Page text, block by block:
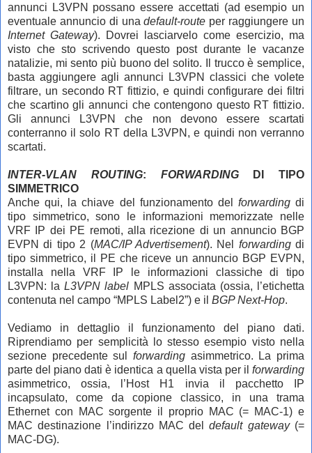
annunci L3VPN possano essere accettati (ad esempio un
eventuale annuncio di unadefault-route per raggiungere un
Internet Gateway). Dovrei lasciarvelo come esercizio, ma
visto che sto scrivendo questo post durante le vacanze
natalizie, mi sento più buono del solito. Il trucco è semplice,
basta aggiungere agli annunci L3VPN classici che volete
filtrare, un secondo RT fittizio, e quindi configurare dei filtri
che scartino gli annunci che contengono questo RT fittizio.
Gli annunci L3VPN che non devono essere scartati
conterranno il solo RT della L3VPN, e quindi non verranno
scartati.
INTER-VLAN ROUTING: FORWARDING
DI TIPO
SIMMETRICO
Anche qui, la chiave del funzionamento del forwarding di
tipo simmetrico, sono le informazioni memorizzate nelle
VRF IP dei PE remoti, alla ricezione di un annuncio BGP
EVPN di tipo 2 (MAC/IP Advertisement). Nel forwarding di
tipo simmetrico, il PE che riceve un annuncio BGP EVPN,
installa nella VRF IP le informazioni classiche di tipo
L3VPN: laL3VPN label MPLS associata (ossia, l’etichetta
contenuta nel campo “MPLS Label2”) e il BGP Next-Hop.
Vediamo in dettaglio il funzionamento del piano dati.
Riprendiamo per semplicità lo stesso esempio visto nella
sezione precedente sul forwarding asimmetrico. La prima
parte del piano dati è identica a quella vista per il forwarding
asimmetrico, ossia, l’Host H1 invia il pacchetto IP
incapsulato, come da copione classico, in una trama
Ethernet con MAC sorgente il proprio MAC (= MAC-1) e
MAC destinazione l’indirizzo MAC deldefault gateway (=
MAC-DG).